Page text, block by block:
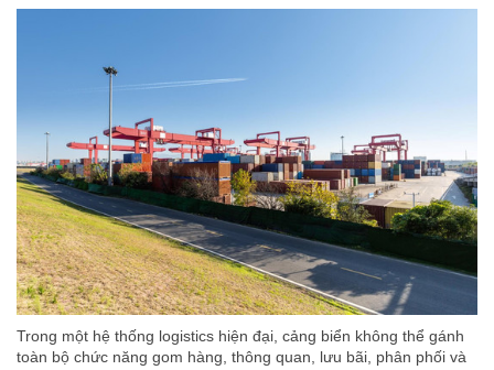
Trong một hệ thống logistics hiện đại, cảng biển không thể gánh
toàn bộ chức năng gom hàng, thông quan, lưu bãi, phân phối và